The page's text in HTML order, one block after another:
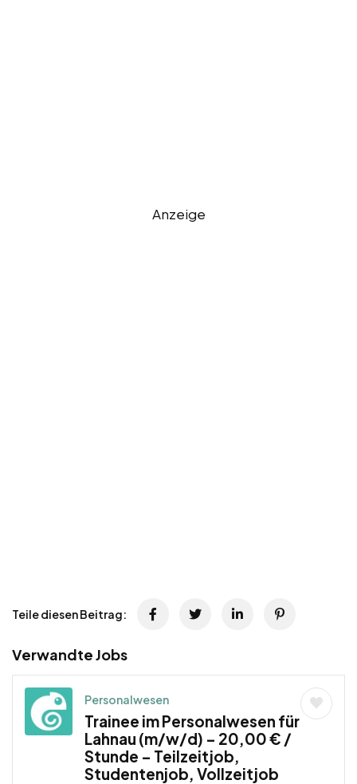
Anzeige
Teile diesen Beitrag:
Verwandte Jobs
Personalwesen
Trainee im Personalwesen für
Lahnau (m/w/d) – 20,00 € /
Stunde – Teilzeitjob,
Studentenjob, Vollzeitjob